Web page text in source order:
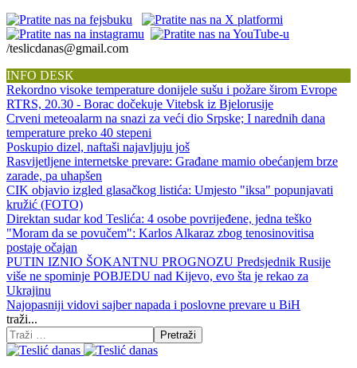
/teslicdanas@gmail.com
INFO DESK
Rekordno visoke temperature donijele sušu i požare širom Evrope
RTRS, 20.30 - Borac dočekuje Vitebsk iz Bjelorusije
Crveni meteoalarm na snazi za veći dio Srpske; I narednih dana
temperature preko 40 stepeni
Poskupio dizel, naftaši najavljuju još
Rasvijetljene internetske prevare: Građane mamio obećanjem brze
zarade, pa uhapšen
CIK objavio izgled glasačkog listića: Umjesto "iksa" popunjavati
kružić (FOTO)
Direktan sudar kod Teslića: 4 osobe povrijeđene, jedna teško
"Moram da se povučem": Karlos Alkaraz zbog tenosinovitisa
postaje očajan
PUTIN IZNIO ŠOKANTNU PROGNOZU Predsjednik Rusije
više ne spominje POBJEDU nad Kijevo, evo šta je rekao za
Ukrajinu
Najopasniji vidovi sajber napada i poslovne prevare u BiH
traži...
Pretraži